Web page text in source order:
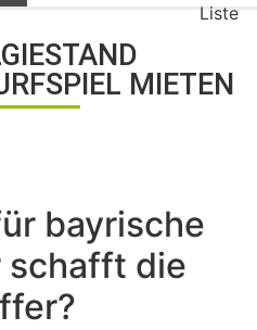
Liste
MIETEN
bayrische
schafft die